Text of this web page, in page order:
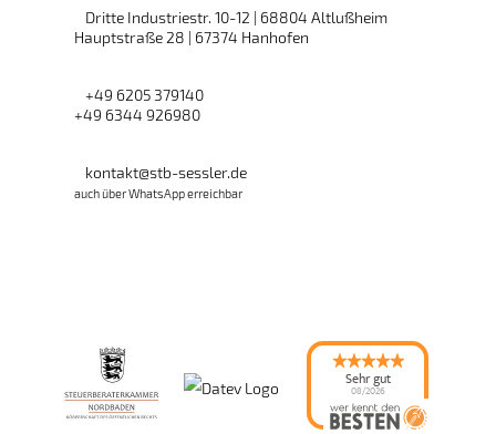
Dritte Industriestr. 10-12 | 68804 Altlußheim
Hauptstraße 28 | 67374 Hanhofen
+49 6205 379140
+49 6344 926980
kontakt@stb-sessler.de
auch über WhatsApp erreichbar
Sehr gut
08/2026